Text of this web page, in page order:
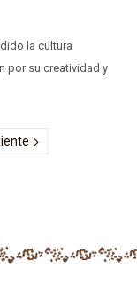
la cultura
por su creatividad y